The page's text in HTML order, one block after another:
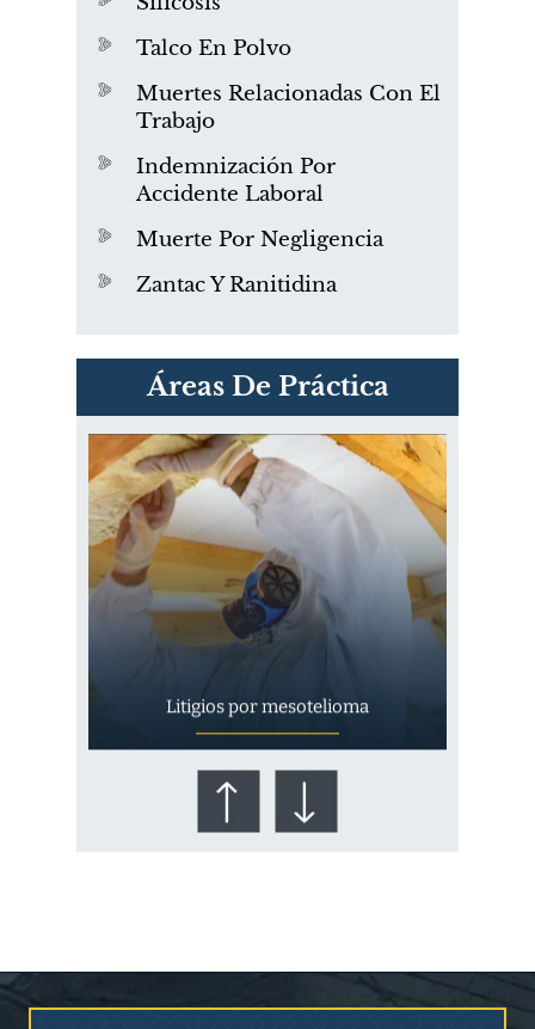
Talco En Polvo
Muertes Relacionadas Con El
Trabajo
Indemnización Por
Accidente Laboral
Muerte Por Negligencia
Zantac Y Ranitidina
Áreas De Práctica
PVC Cloruro de polivinilo
Exposición
Litigios por mesotelioma
¿Quién corre el riesgo de